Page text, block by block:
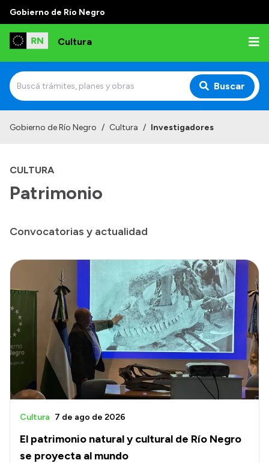
Gobierno de Río Negro
Cultura
Buscar
Autoridades
Normativa
Transparencia
Presupuesto
Boletín Oficial
Compras y licitaciones
Consulta de expedientes
Consulta de pago a proveedores
Login
Gobierno de Río Negro / Cultura / Investigadores
CULTURA
Patrimonio
Convocatorias y actualidad
El patrimonio natural y cultural de Río Negro
se proyecta al mundo
Cultura 7 de ago de 2026